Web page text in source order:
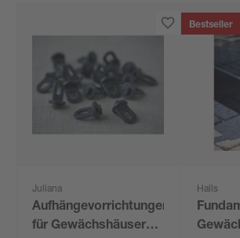
Juliana
Aufhängevorrichtungen
für Gewächshäuser
Bestseller
Halls